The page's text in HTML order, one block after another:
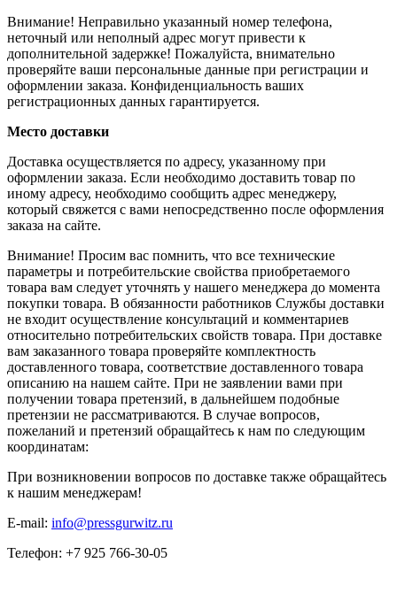
Внимание! Неправильно указанный номер телефона,
неточный или неполный адрес могут привести к
дополнительной задержке! Пожалуйста, внимательно
проверяйте ваши персональные данные при регистрации и
оформлении заказа. Конфиденциальность ваших
регистрационных данных гарантируется.
Место доставки
Доставка осуществляется по адресу, указанному при
оформлении заказа. Если необходимо доставить товар по
иному адресу, необходимо сообщить адрес менеджеру,
который свяжется с вами непосредственно после оформления
заказа на сайте.
Внимание! Просим вас помнить, что все технические
параметры и потребительские свойства приобретаемого
товара вам следует уточнять у нашего менеджера до момента
покупки товара. В обязанности работников Службы доставки
не входит осуществление консультаций и комментариев
относительно потребительских свойств товара. При доставке
вам заказанного товара проверяйте комплектность
доставленного товара, соответствие доставленного товара
описанию на нашем сайте. При не заявлении вами при
получении товара претензий, в дальнейшем подобные
претензии не рассматриваются. В случае вопросов,
пожеланий и претензий обращайтесь к нам по следующим
координатам:
При возникновении вопросов по доставке также обращайтесь
к нашим менеджерам!
E-mail: info@pressgurwitz.ru
Телефон: +7 925 766-30-05